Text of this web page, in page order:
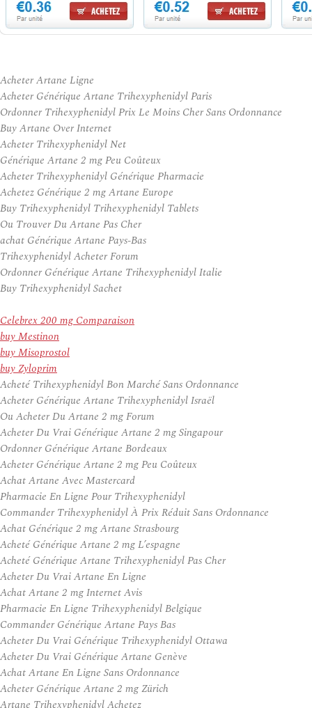
Acheter Artane Ligne
Acheter Générique Artane Trihexyphenidyl Paris
Ordonner Trihexyphenidyl Prix Le Moins Cher Sans Ordonnance
Buy Artane Over Internet
Acheter Trihexyphenidyl Net
Générique Artane 2 mg Peu Coûteux
Acheter Trihexyphenidyl Générique Pharmacie
Achetez Générique 2 mg Artane Europe
Buy Trihexyphenidyl Trihexyphenidyl Tablets
Ou Trouver Du Artane Pas Cher
achat Générique Artane Pays-Bas
Trihexyphenidyl Acheter Forum
Ordonner Générique Artane Trihexyphenidyl Italie
Buy Trihexyphenidyl Sachet
Celebrex 200 mg Comparaison
buy Mestinon
buy Misoprostol
buy Zyloprim
Acheté Trihexyphenidyl Bon Marché Sans Ordonnance
Acheter Générique Artane Trihexyphenidyl Israël
Ou Acheter Du Artane 2 mg Forum
Acheter Du Vrai Générique Artane 2 mg Singapour
Ordonner Générique Artane Bordeaux
Acheter Générique Artane 2 mg Peu Coûteux
Achat Artane Avec Mastercard
Pharmacie En Ligne Pour Trihexyphenidyl
Commander Trihexyphenidyl À Prix Réduit Sans Ordonnance
Achat Générique 2 mg Artane Strasbourg
Acheté Générique Artane 2 mg L’espagne
Acheté Générique Artane Trihexyphenidyl Pas Cher
Acheter Du Vrai Artane En Ligne
Achat Artane 2 mg Internet Avis
Pharmacie En Ligne Trihexyphenidyl Belgique
Commander Générique Artane Pays Bas
Acheter Du Vrai Générique Trihexyphenidyl Ottawa
Acheter Du Vrai Générique Artane Genève
Achat Artane En Ligne Sans Ordonnance
Acheter Générique Artane 2 mg Zürich